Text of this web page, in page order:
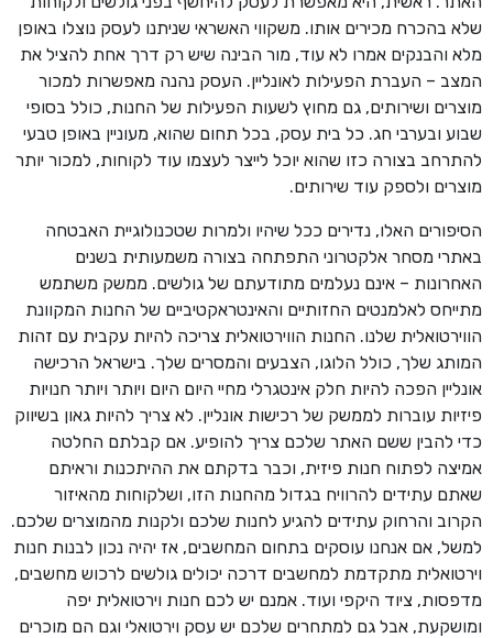
שלא בהכרח מכירים אותו. משקווי האשראי שניתנו לעסק נוצלו באופן
מלא והבנקים אמרו לא עוד, מור הבינה שיש רק דרך אחת להציל את
המצב – העברת הפעילות לאונליין. העסק נהנה מאפשרות למכור
מוצרים ושירותים, גם מחוץ לשעות הפעילות של החנות, כולל בסופי
שבוע ובערבי חג. כל בית עסק, בכל תחום שהוא, מעוניין באופן טבעי
להתרחב בצורה כזו שהוא יוכל לייצר לעצמו עוד לקוחות, למכור יותר
מוצרים ולספק עוד שירותים.
הסיפורים האלו, נדירים ככל שיהיו ולמרות שטכנולוגיית האבטחה
באתרי מסחר אלקטרוני התפתחה בצורה משמעותית בשנים
האחרונות – אינם נעלמים מתודעתם של גולשים. ממשק משתמש
מתייחס לאלמנטים החזותיים והאינטראקטיביים של החנות המקוונת
הווירטואלית שלנו. החנות הווירטואלית צריכה להיות עקבית עם זהות
המותג שלך, כולל הלוגו, הצבעים והמסרים שלך. בישראל הרכישה
אונליין הפכה להיות חלק אינטגרלי מחיי היום היום ויותר ויותר חנויות
פיזיות עוברות לממשק של רכישות אונליין. לא צריך להיות גאון בשיווק
כדי להבין ששם האתר שלכם צריך להופיע. אם קבלתם החלטה
אמיצה לפתוח חנות פיזית, וכבר בדקתם את ההיתכנות וראיתם
שאתם עתידים להרוויח בגדול מהחנות הזו, ושלקוחות מהאיזור
הקרוב והרחוק עתידים להגיע לחנות שלכם ולקנות מהמוצרים שלכם.
למשל, אם אנחנו עוסקים בתחום המחשבים, אז יהיה נכון לבנות חנות
וירטואלית מתקדמת למחשבים דרכה יכולים גולשים לרכוש מחשבים,
מדפסות, ציוד היקפי ועוד. אמנם יש לכם חנות וירטואלית יפה
ומושקעת, אבל גם למתחרים שלכם יש עסק וירטואלי וגם הם מוכרים